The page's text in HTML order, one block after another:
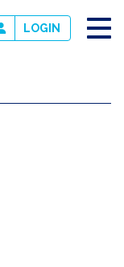
LOGIN